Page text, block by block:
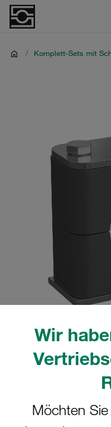
Wir
Möchten
/ Komplett-Sets mit
tatsächlichen Produkt
Mehr anzeigen
3 Ø25mm